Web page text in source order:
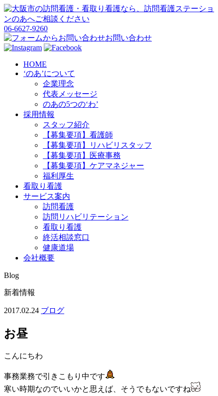
06-6627-9260
お問い合わせ
HOME
‘のあ’について
企業理念
代表メッセージ
のあの5つの‘わ’
採用情報
スタッフ紹介
【募集要項】看護師
【募集要項】リハビリスタッフ
【募集要項】医療事務
【募集要項】ケアマネジャー
福利厚生
看取り看護
サービス案内
訪問看護
訪問リハビリテーション
看取り看護
終活相談窓口
健康道場
会社概要
Blog
新着情報
2017.02.24 ブログ
お昼
こんにちわ
事務業務で引きこもり中です
寒い時期なのでいいかと思えば、そうでもないですね